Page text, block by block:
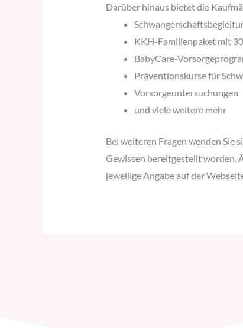
Darüber hinaus bietet die
KKH-Familienpaket mit
BabyCare-
Präventionskurse für
Vorsorgeuntersuchungen
und viele weitere mehr
Bei weiteren Fragen wenden Sie
Gewissen bereitgestellt worden.
jeweilige Angabe auf der